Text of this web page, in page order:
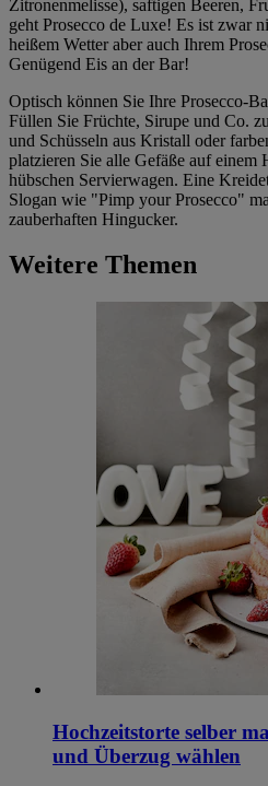
Zitronenmelisse), saftigen Beeren,
geht Prosecco de Luxe! Es ist zwar
heißem Wetter aber auch Ihrem
Genügend Eis an der Bar!
Optisch können Sie Ihre Prosecco-
Füllen Sie Früchte, Sirupe und Co.
und Schüsseln aus Kristall oder
platzieren Sie alle Gefäße auf einem
hübschen Servierwagen. Eine
Slogan wie "Pimp your Prosecco"
zauberhaften Hingucker.
Weitere Themen
Hochzeitstorte selber
und Überzug wählen